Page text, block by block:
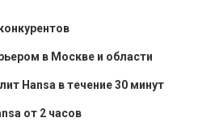
в Москве и области
Hansa в течение 30 минут
от 2 часов